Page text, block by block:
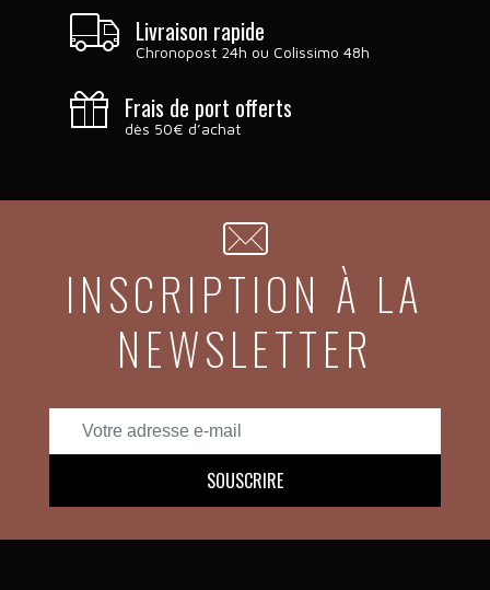
Livraison rapide
Chronopost 24h ou Colissimo 48h
Frais de port offerts
dès 50€ d’achat
INSCRIPTION À LA
NEWSLETTER